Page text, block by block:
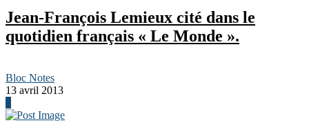
Jean-François Lemieux cité dans le
quotidien français « Le Monde ».
Bloc Notes
13 avril 2013